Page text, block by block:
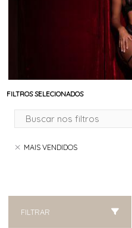
FILTROS SELECIONADOS
MAIS VENDIDOS
FILTRAR